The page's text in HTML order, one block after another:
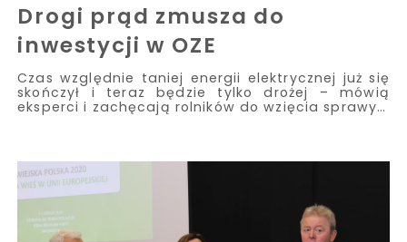
Drogi prąd zmusza do
inwestycji w OZE
Czas względnie taniej energii elektrycznej już się
skończył i teraz będzie tylko drożej – mówią
eksperci i zachęcają rolników do wzięcia sprawy…